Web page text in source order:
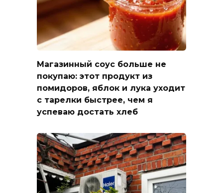
Магазинный соус больше не
покупаю: этот продукт из
помидоров, яблок и лука уходит
с тарелки быстрее, чем я
успеваю достать хлеб